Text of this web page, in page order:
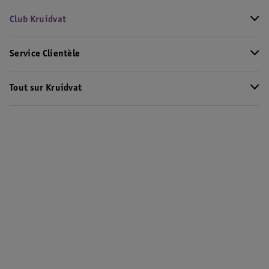
Club Kruidvat
Service Clientèle
Tout sur Kruidvat